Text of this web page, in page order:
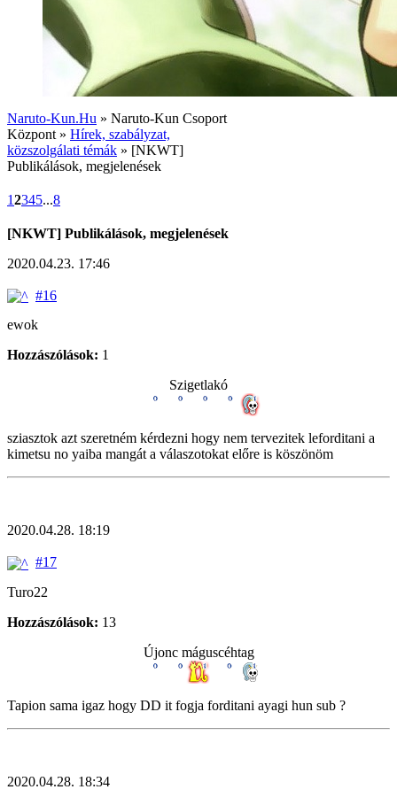
Naruto-Kun.Hu » Naruto-Kun Csoport
Központ » Hírek, szabályzat,
közszolgálati témák » [NKWT]
Publikálások, megjelenések
12345...8
[NKWT] Publikálások, megjelenések
2020.04.23. 17:46
#16
ewok
Hozzászólások: 1
Szigetlakó
sziasztok azt szeretném kérdezni hogy nem tervezitek leforditani a
kimetsu no yaiba mangát a válaszotokat előre is köszönöm
2020.04.28. 18:19
#17
Turo22
Hozzászólások: 13
Újonc máguscéhtag
Tapion sama igaz hogy DD it fogja forditani ayagi hun sub ?
2020.04.28. 18:34